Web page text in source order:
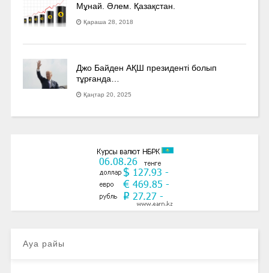
Мұнай. Әлем. Қазақстан.
Қараша 28, 2018
Джо Байден АҚШ президенті болып
тұрғанда…
Қаңтар 20, 2025
Ауа райы